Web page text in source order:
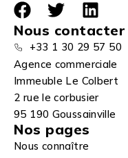
Nous contacter
+33 1 30 29 57 50
Agence commerciale
Immeuble Le Colbert
2 rue le corbusier
95 190 Goussainville
Nos pages
Nous connaître